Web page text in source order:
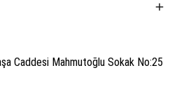
Caddesi Mahmutoğlu Sokak No:25